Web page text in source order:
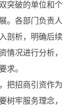
突破的单位和个
。各部门负责人
剖析，明确后续
情况进行分析，
求。
把招商引资作为
树牢服务理念，